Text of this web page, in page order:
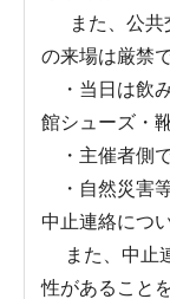
また、公共
の来場は厳禁
・当日は飲
館シューズ・
・主催者側で
・自然災害
中止連絡につ
また、中止
性があること